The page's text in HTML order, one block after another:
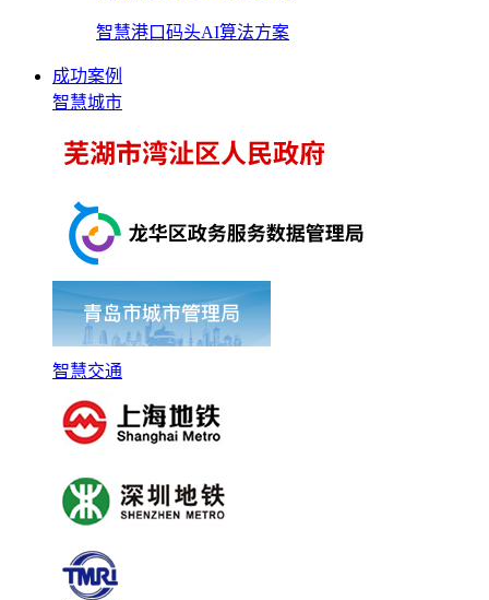
智慧港口码头AI算法方案
成功案例
智慧城市
智慧交通